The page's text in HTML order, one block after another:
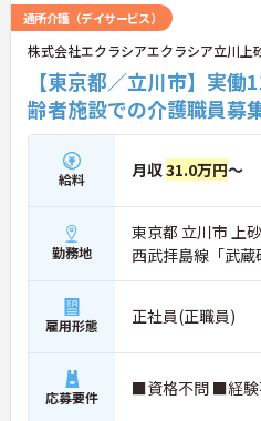
ご興味を持たれた方は面接対策ポ
細などお話しいたしますのでお気
下さい。
通所介護（デイサービス）
株式会社エクラシアエクラシア立川上
【東京都／立川市】実
齢者施設での介護職員募
給料 月収31.0万円～
勤務地
東京都 立川市 上
西武拝島線「武
雇用形態 正社員(正職員)
応募要件 ■資格不問 ■経験